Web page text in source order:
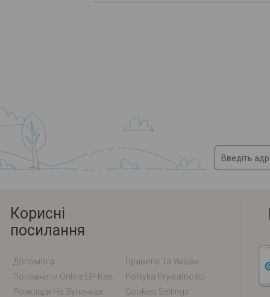
Корисні
посилання
Допомога
Правила Та Умови
Polityka Prywatności
Розклади На Зупинках
Cookies Settings